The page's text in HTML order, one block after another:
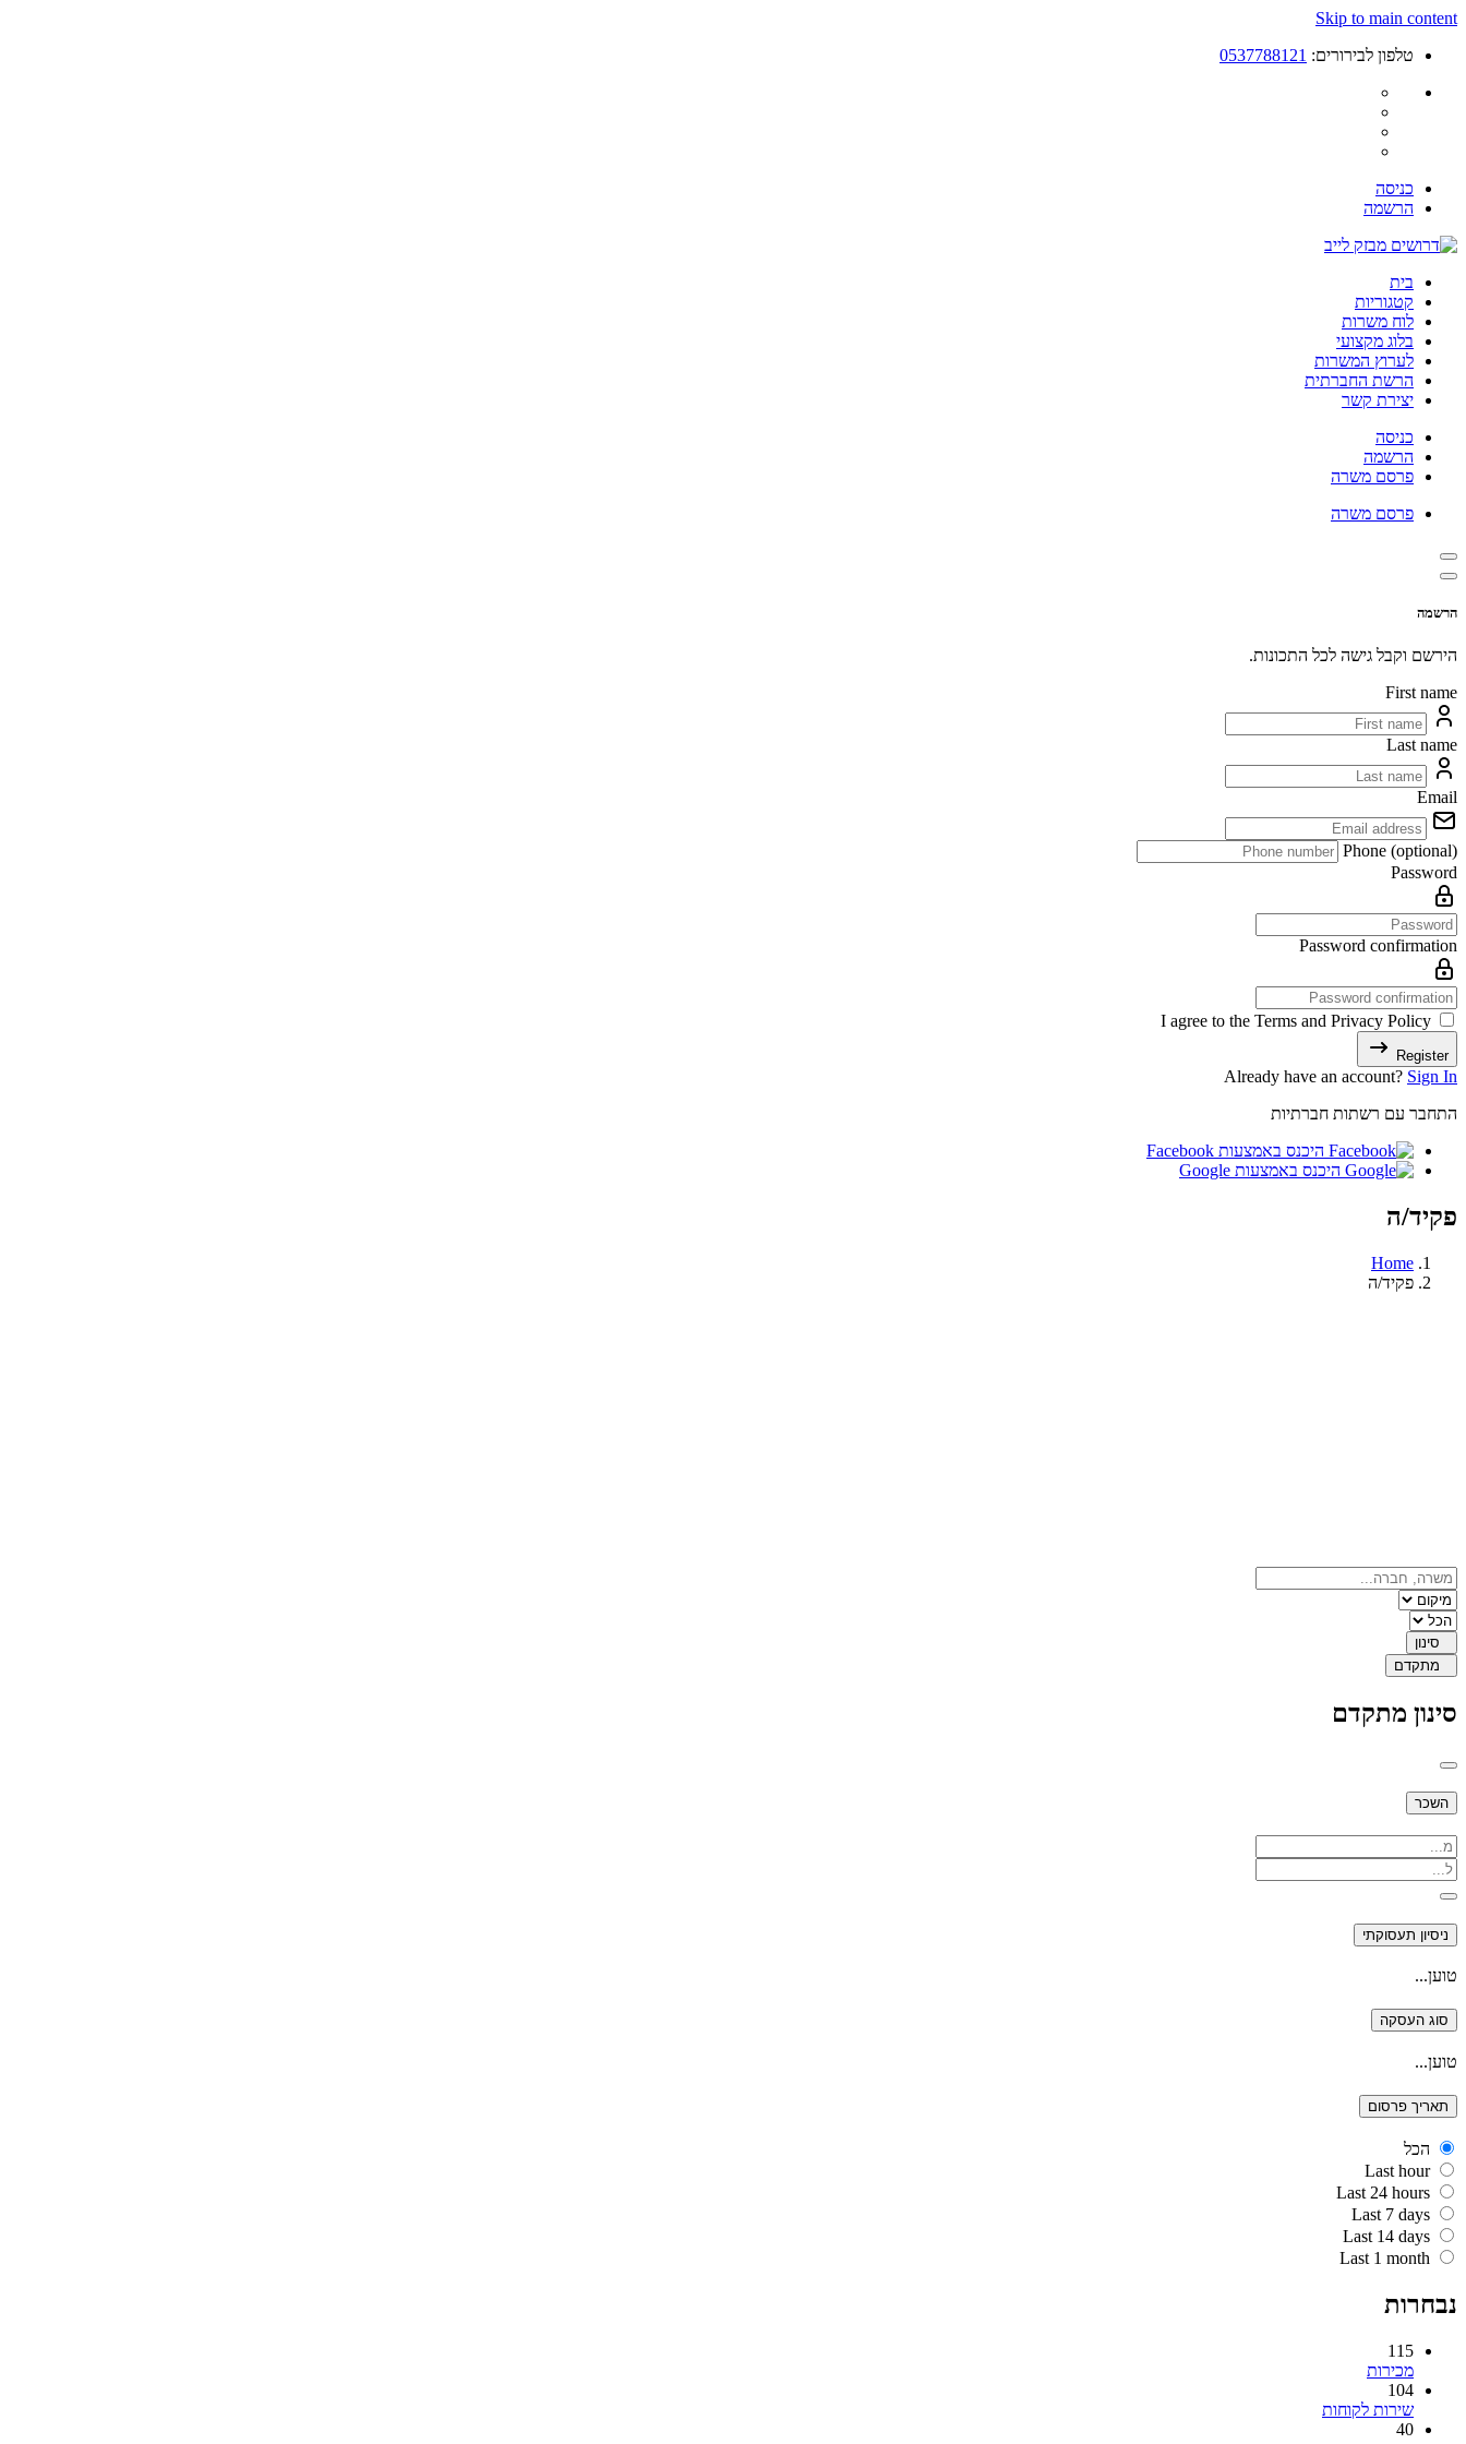
Skip to main content
טלפון לבירורים: 0537788121
כניסה
הרשמה
בית
קטגוריות
לוח משרות
בלוג מקצועי
לערוץ המשרות
הרשת החברתית
יצירת קשר
כניסה
הרשמה
פרסם משרה
פרסם משרה
הרשמה
הירשם וקבל גישה לכל התכונות.
First name
Last name
Email
Phone (optional)
Password
Password confirmation
I agree to the Terms and Privacy Policy
Register
Already have an account? Sign In
התחבר עם רשתות חברתיות
היכנס באמצעות Facebook
היכנס באמצעות Google
פקיד/ה
Home
פקיד/ה
סינון
מתקדם
סינון מתקדם
השכר
ניסיון תעסוקתי
טוען...
סוג העסקה
טוען...
תאריך פרסום
הכל
Last hour
Last 24 hours
Last 7 days
Last 14 days
Last 1 month
נבחרות
115
מכירות
104
שירות לקוחות
40